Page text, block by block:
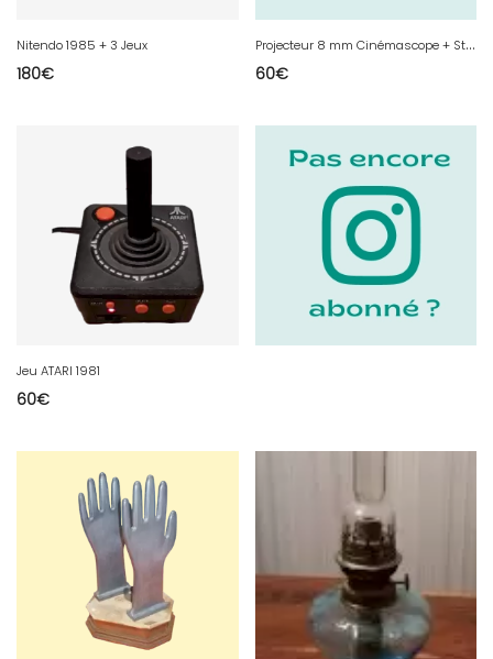
Nitendo 1985 + 3 Jeux
180€
P
rojecteur 8 mm Cinémascope + Stéréoscope Lestrade
60€
Jeu ATARI 1981
60€